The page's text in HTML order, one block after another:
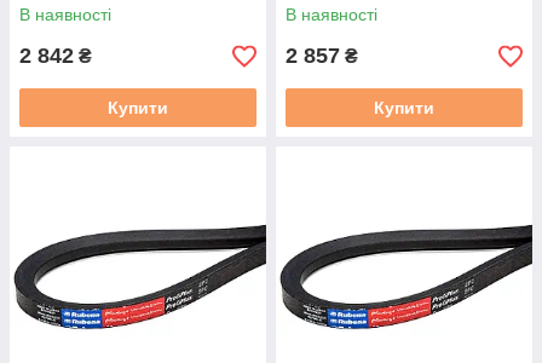
4400
В наявності
2 842 ₴
Купити
4500
В наявності
2 857 ₴
Купити